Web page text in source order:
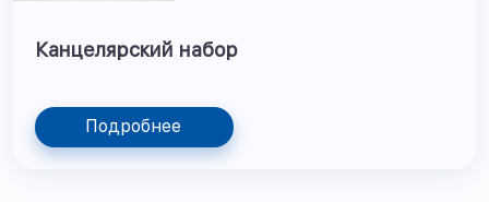
Канцелярский набор
Подробнее